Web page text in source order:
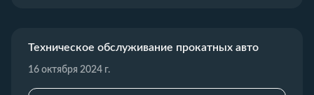
Техническое обслуживание прокатных авто
16 октября 2024 г.